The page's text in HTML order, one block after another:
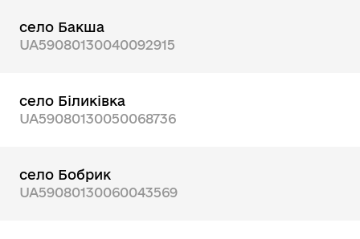
село Бакша
UA59080130040092915
село Біликівка
UA59080130050068736
село Бобрик
UA59080130060043569